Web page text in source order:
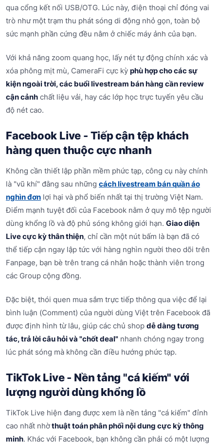
qua cổng kết nối USB/OTG. Lúc này, điện thoại chỉ đóng vai
trò như một trạm thu phát sóng di động nhỏ gọn, toàn bộ
sức mạnh phần cứng đều nằm ở chiếc máy ảnh của bạn.
Với khả năng zoom quang học, lấy nét tự động chính xác và
xóa phông mịt mù, CameraFi cực kỳ phù hợp cho các sự
kiện ngoài trời, các buổi livestream bán hàng cần review
cận cảnh chất liệu vải, hay các lớp học trực tuyến yêu cầu
độ nét cao.
Facebook Live - Tiếp cận tệp khách
hàng quen thuộc cực nhanh
Không cần thiết lập phần mềm phức tạp, công cụ này chính
là "vũ khí" đằng sau những cách livestream bán quần áo
nghìn đơn lợi hại và phổ biến nhất tại thị trường Việt Nam.
Điểm mạnh tuyệt đối của Facebook nằm ở quy mô tệp người
dùng khổng lồ và độ phủ sóng không giới hạn. Giao diện
Live cực kỳ thân thiện, chỉ cần một nút bấm là bạn đã có
thể tiếp cận ngay lập tức với hàng nghìn người theo dõi trên
Fanpage, bạn bè trên trang cá nhân hoặc thành viên trong
các Group cộng đồng.
Đặc biệt, thói quen mua sắm trực tiếp thông qua việc để lại
bình luận (Comment) của người dùng Việt trên Facebook đã
được định hình từ lâu, giúp các chủ shop dễ dàng tương
tác, trả lời câu hỏi và "chốt deal" nhanh chóng ngay trong
lúc phát sóng mà không cần điều hướng phức tạp.
TikTok Live - Nền tảng "cá kiếm" với
lượng người dùng khổng lồ
TikTok Live hiện đang được xem là nền tảng "cá kiếm" đỉnh
cao nhất nhờthuật toán phân phối nội dung cực kỳ thông
minh. Khác với Facebook, bạn không cần phải có một lượng